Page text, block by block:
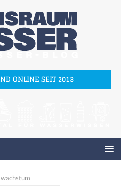
ONLINE SEIT 2013